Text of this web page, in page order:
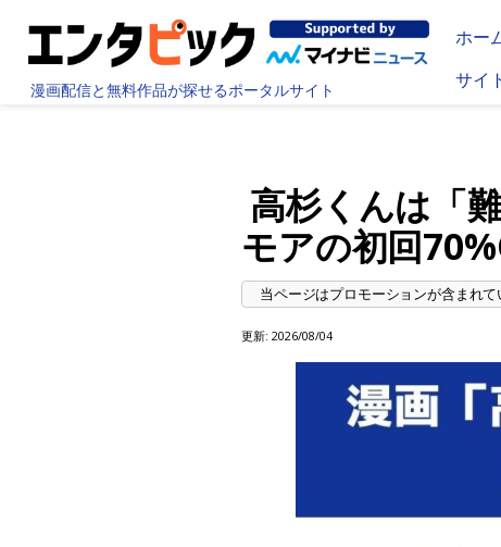
漫画配信と無料作品が探せるポータルサイト
ホー
サイ
高杉くんは「
モアの初回
更新: 2026/08/04